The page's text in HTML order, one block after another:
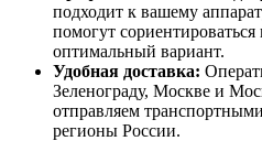
подходит к вашему
помогут
оптимальный вариант.
Удобная доставка:
Зеленограду, Москве и
отправляем
регионы России.